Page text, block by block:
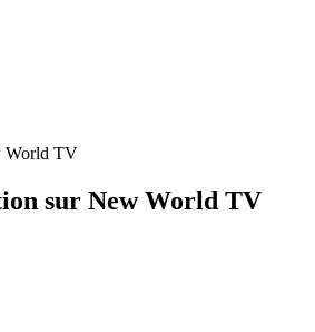
World TV
sur New World TV